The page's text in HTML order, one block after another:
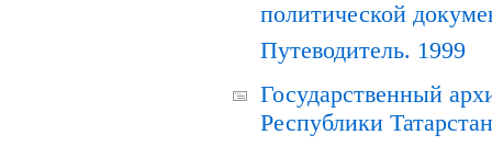
политической
Путеводитель. 1999
Государственный
Республики